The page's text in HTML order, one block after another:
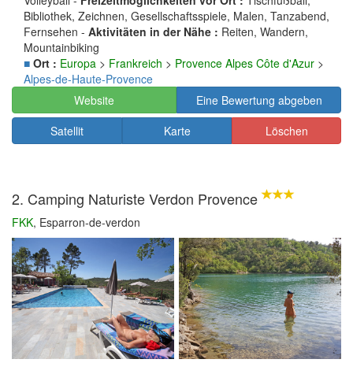
Bibliothek, Zeichnen, Gesellschaftsspiele, Malen, Tanzabend,
Fernsehen - Aktivitäten in der Nähe : Reiten, Wandern,
Mountainbiking
■ Ort : Europa > Frankreich > Provence Alpes Côte d'Azur >
Alpes-de-Haute-Provence
Website
Eine Bewertung abgeben
Satellit
Karte Löschen
2. Camping Naturiste Verdon Provence
FKK, Esparron-de-verdon